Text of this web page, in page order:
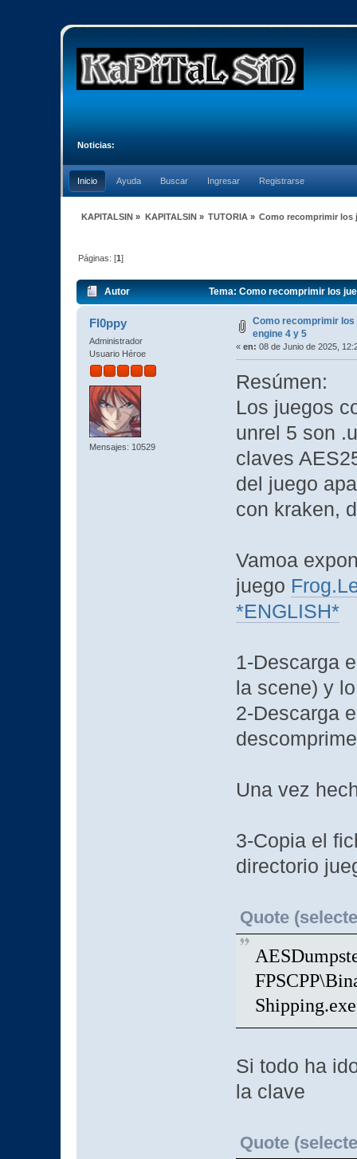
Noticias:
Inicio Ayuda Buscar Ingresar Registrarse
KAPITALSIN » KAPITALSIN» TUTORIA» Como recomprimir los
Páginas: [1]
Autor Tema: Como recomprimir los
Fl0ppy
Administrador
Usuario Héroe
Mensajes: 10529
Como recomprimir los
engine 4 y 5
« en: 08 de Junio de 2025,
Resúmen:
Los juegos
unrel 5 son
claves
del juego
con kraken,
Vamoa
juego
*ENGLISH*
1-Descarga
la scene) y
2-Descarga
Una vez
3-Copia el
directorio
Quote
Shipping.exe
Si todo ha
la clave
Quote